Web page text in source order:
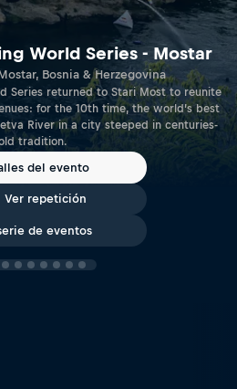
World Series - Mostar
Bosnia & Herzegovina
Series returned to Stari Most to reunite
for the 10th time, the world’s best
River in a city steeped in centuries-
tradition.
del evento
Ver repetición
de eventos